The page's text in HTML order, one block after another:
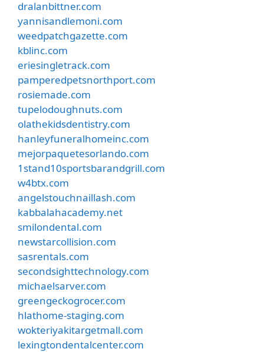
dralanbittner.com
yannisandlemoni.com
weedpatchgazette.com
kblinc.com
eriesingletrack.com
pamperedpetsnorthport.com
rosiemade.com
tupelodoughnuts.com
olathekidsdentistry.com
hanleyfuneralhomeinc.com
mejorpaquetesorlando.com
1stand10sportsbarandgrill.com
w4btx.com
angelstouchnaillash.com
kabbalahacademy.net
smilondental.com
newstarcollision.com
sasrentals.com
secondsighttechnology.com
michaelsarver.com
greengeckogrocer.com
hlathome-staging.com
wokteriyakitargetmall.com
lexingtondentalcenter.com